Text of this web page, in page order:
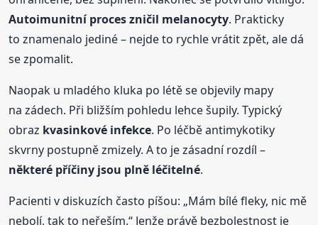
Autoimunitní proces zničil melanocyty. Prakticky
to znamenalo jediné – nejde to rychle vrátit zpět, ale dá
se zpomalit.
Naopak u mladého kluka po létě se objevily mapy
na zádech. Při bližším pohledu lehce šupily. Typický
obraz kvasinkové infekce. Po léčbě antimykotiky
skvrny postupně zmizely. A to je zásadní rozdíl –
některé příčiny jsou plně léčitelné.
Pacienti v diskuzích často píšou: „Mám bílé fleky, nic mě
nebolí, tak to neřeším.“ Jenže právě bezbolestnost je